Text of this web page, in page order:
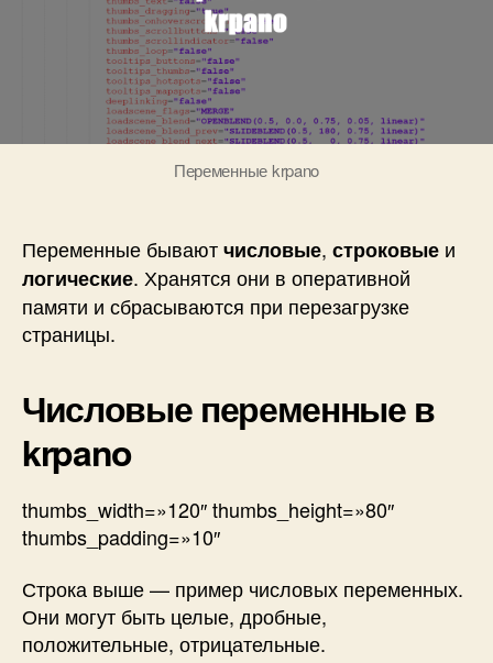
Переменные krpano
Переменные бываютчисловые, строковые и
логические. Хранятся они в оперативной
памяти и сбрасываются при перезагрузке
страницы.
Числовые переменные в
krpano
thumbs_width=»120″ thumbs_height=»80″
thumbs_padding=»10″
Строка выше — пример числовых переменных.
Они могут быть целые, дробные,
положительные, отрицательные.